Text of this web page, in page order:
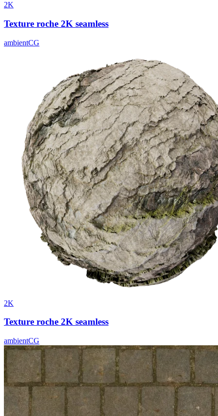
2K
Texture roche 2K seamless
ambientCG
2K
Texture roche 2K seamless
ambientCG